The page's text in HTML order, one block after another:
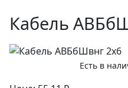
Кабель
Есть в